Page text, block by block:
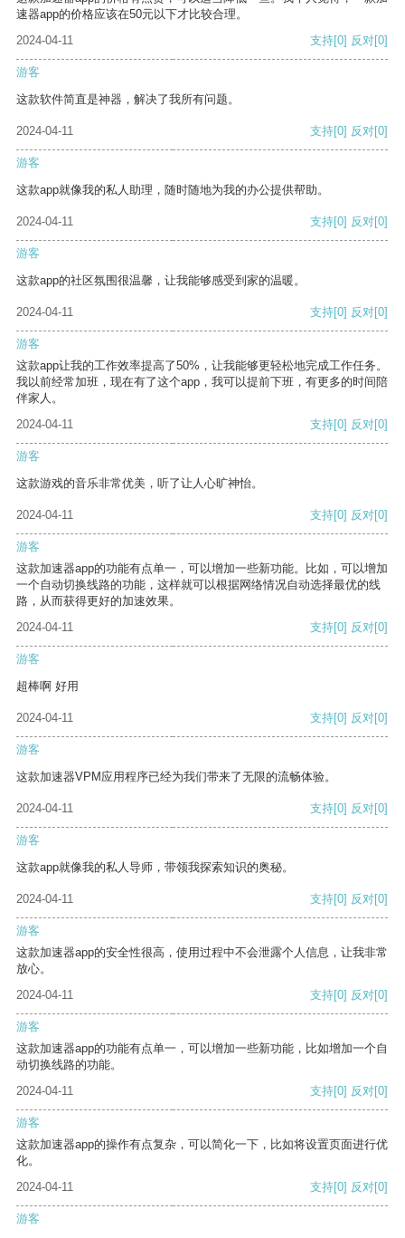
速器app的价格应该在50元以下才比较合理。
2024-04-11
支持[0] 反对[0]
游客
这款软件简直是神器，解决了我所有问题。
2024-04-11 支持[0] 反对[0]
游客
这款app就像我的私人助理，随时随地为我的办公提供帮助。
2024-04-11 支持[0] 反对[0]
游客
这款app的社区氛围很温馨，让我能够感受到家的温暖。
2024-04-11 支持[0] 反对[0]
游客
这款app让我的工作效率提高了50%，让我能够更轻松地完成工作任务。
我以前经常加班，现在有了这个app，我可以提前下班，有更多的时间陪
伴家人。
2024-04-11
支持[0] 反对[0]
游客
这款游戏的音乐非常优美，听了让人心旷神怡。
2024-04-11 支持[0] 反对[0]
游客
这款加速器app的功能有点单一，可以增加一些新功能。比如，可以增加
一个自动切换线路的功能，这样就可以根据网络情况自动选择最优的线
路，从而获得更好的加速效果。
2024-04-11
支持[0] 反对[0]
游客
超棒啊 好用
2024-04-11 支持[0] 反对[0]
游客
这款加速器VPM应用程序已经为我们带来了无限的流畅体验。
2024-04-11 支持[0] 反对[0]
游客
这款app就像我的私人导师，带领我探索知识的奥秘。
2024-04-11 支持[0] 反对[0]
游客
这款加速器app的安全性很高，使用过程中不会泄露个人信息，让我非常
放心。
2024-04-11
支持[0] 反对[0]
游客
这款加速器app的功能有点单一，可以增加一些新功能，比如增加一个自
动切换线路的功能。
2024-04-11
支持[0] 反对[0]
游客
这款加速器app的操作有点复杂，可以简化一下，比如将设置页面进行优
化。
2024-04-11
支持[0] 反对[0]
游客